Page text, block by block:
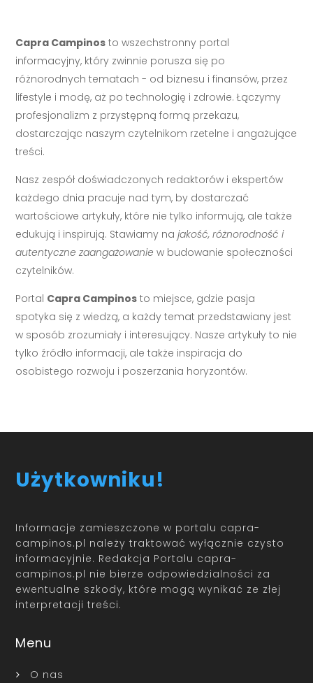
Capra Campinos to wszechstronny portal
informacyjny, który zwinnie porusza się po
różnorodnych tematach - od biznesu i finansów, przez
lifestyle i modę, aż po technologię i zdrowie. Łączymy
profesjonalizm z przystępną formą przekazu,
dostarczając naszym czytelnikom rzetelne i angażujące
treści.
Nasz zespół doświadczonych redaktorów i ekspertów
każdego dnia pracuje nad tym, by dostarczać
wartościowe artykuły, które nie tylko informują, ale także
edukują i inspirują. Stawiamy najakość, różnorodność i
autentyczne zaangażowanie w budowanie społeczności
czytelników.
Portal Capra Campinos to miejsce, gdzie pasja
spotyka się z wiedzą, a każdy temat przedstawiany jest
w sposób zrozumiały i interesujący. Nasze artykuły to nie
tylko źródło informacji, ale także inspiracja do
osobistego rozwoju i poszerzania horyzontów.
Użytkowniku!
Informacje zamieszczone w portalu capra-
campinos.pl należy traktować wyłącznie czysto
informacyjnie. Redakcja Portalu capra-
campinos.pl nie bierze odpowiedzialności za
ewentualne szkody, które mogą wynikać ze złej
interpretacji treści.
Menu
O nas